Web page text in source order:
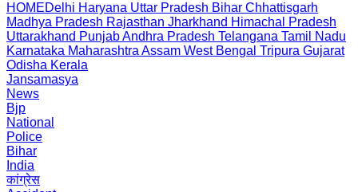
HOMEDelhi Haryana Uttar Pradesh Bihar Chhattisgarh
Madhya Pradesh Rajasthan Jharkhand Himachal Pradesh
Uttarakhand PunjabAndhra Pradesh Telangana Tamil Nadu
Karnataka Maharashtra Assam West Bengal Tripura Gujarat
Odisha Kerala
Jansamasya
News
Bjp
National
Police
Bihar
India
कांग्रेस